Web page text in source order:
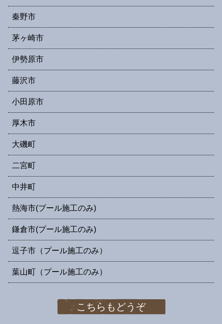
秦野市
茅ヶ崎市
伊勢原市
藤沢市
小田原市
厚木市
大磯町
二宮町
中井町
熱海市(プール施工のみ)
鎌倉市(プール施工のみ)
逗子市（プール施工のみ）
葉山町（プール施工のみ）
こちらもどうぞ